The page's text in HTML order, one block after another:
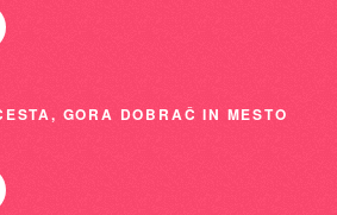
GORA DOBRAČ IN MESTO